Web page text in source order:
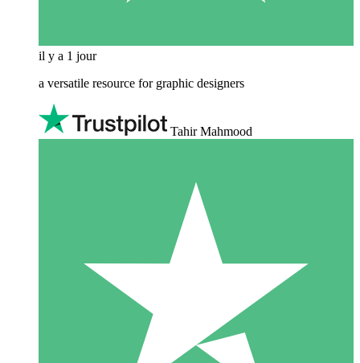
il y a 1 jour
a versatile resource for graphic designers
Tahir Mahmood